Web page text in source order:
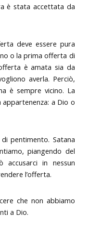
è stata accettata da
deve essere pura
o la prima offerta di
è amata sia da
averla. Perciò,
è sempre vicino. La
appartenenza: a Dio o
pentimento. Satana
piangendo del
accusarci in nessun
l’offerta.
che non abbiamo
a Dio.